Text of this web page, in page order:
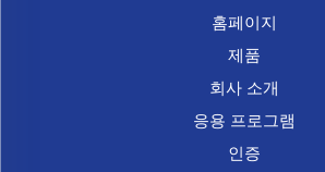
홈페이지
제품
회사 소개
응용 프로그램
인증